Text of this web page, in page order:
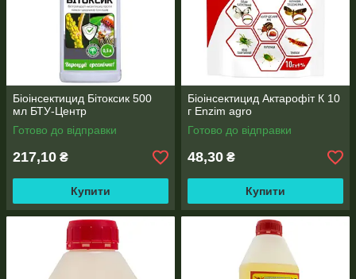
Біоінсектицид Бітоксик 500
мл БТУ-Центр
Готово до відправки
217,10 ₴
Купити
Біоінсектицид Актарофіт К 10
г Enzim agro
Готово до відправки
48,30 ₴
Купити